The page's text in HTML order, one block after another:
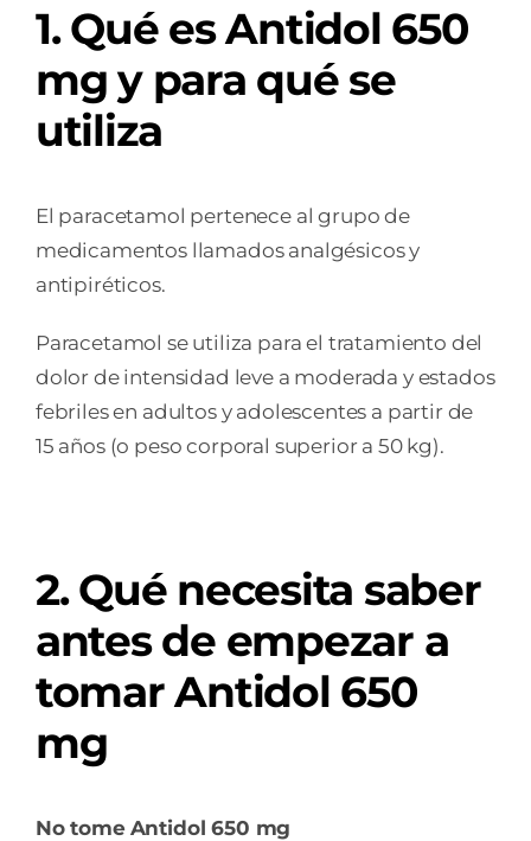
1. Qué es Antidol 650
mg y para qué se
utiliza
El paracetamol pertenece al grupo de
medicamentos llamados analgésicos y
antipiréticos.
Paracetamol se utiliza para el tratamiento del
dolor de intensidad leve a moderada y estados
febriles en adultos y adolescentes a partir de
15 años (o peso corporal superior a 50 kg).
2. Qué necesita saber
antes de empezar a
tomar Antidol 650
mg
No tome Antidol 650 mg